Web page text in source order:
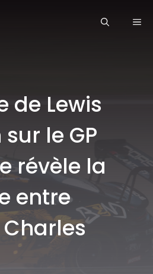
de Lewis
le GP
révèle la
entre